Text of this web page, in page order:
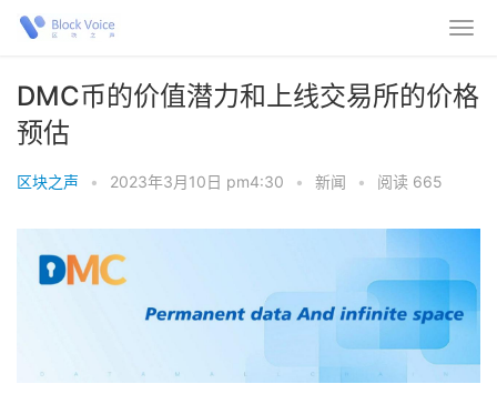
DMC币的价值潜力和上线交易所的价格
预估
区块之声 • 2023年3月10日 pm4:30 • 新闻 • 阅读 665